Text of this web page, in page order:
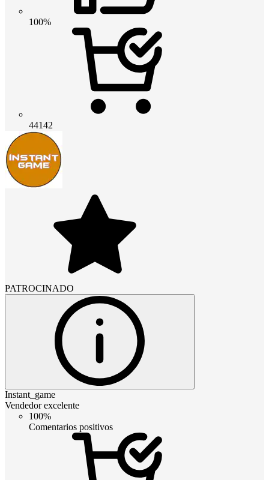
100%
44142
PATROCINADO
Instant_game
Vendedor excelente
100%
Comentarios positivos